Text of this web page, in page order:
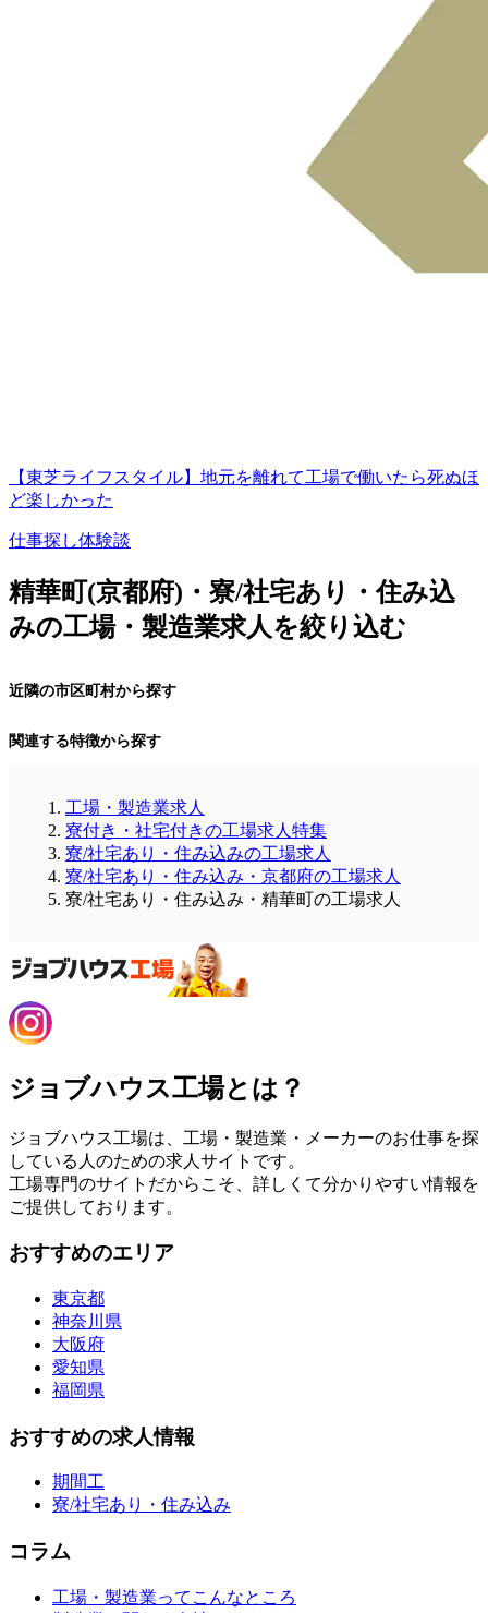
【東芝ライフスタイル】地元を離れて工場で働いたら死ぬほ
ど楽しかった
仕事探し体験談
精華町(京都府)・寮/社宅あり・住み込
みの工場・製造業求人を絞り込む
近隣の市区町村から探す
関連する特徴から探す
工場・製造業求人
寮付き・社宅付きの工場求人特集
寮/社宅あり・住み込みの工場求人
寮/社宅あり・住み込み・京都府の工場求人
寮/社宅あり・住み込み・精華町の工場求人
ジョブハウス工場とは？
ジョブハウス工場は、工場・製造業・メーカーのお仕事を探
している人のための求人サイトです。
工場専門のサイトだからこそ、詳しくて分かりやすい情報を
ご提供しております。
おすすめのエリア
東京都
神奈川県
大阪府
愛知県
福岡県
おすすめの求人情報
期間工
寮/社宅あり・住み込み
コラム
工場・製造業ってこんなところ